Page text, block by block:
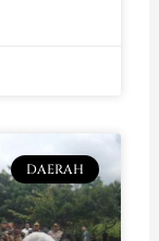
DAERAH